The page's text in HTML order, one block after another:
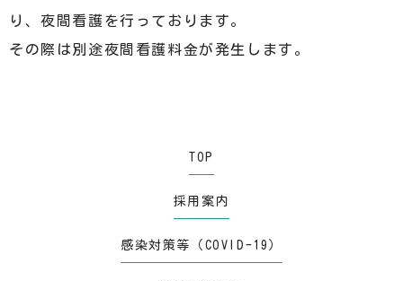
り、夜間看護を行っております。
その際は別途夜間看護料金が発生します。
TOP
採用案内
感染対策等（COVID-19）